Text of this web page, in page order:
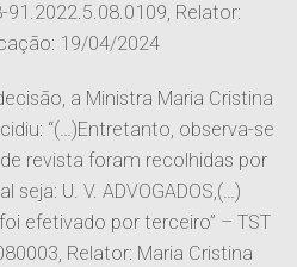
91.2022.5.08.0109, Relator:
19/04/2024
a Ministra Maria Cristina
“(…)Entretanto, observa-se
revista foram recolhidas por
U. V. ADVOGADOS,(…)
efetivado por terceiro” – TST
Relator: Maria Cristina